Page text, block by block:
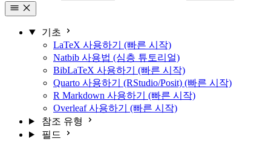
기초
LaTeX 사용하기 (빠른 시작)
Natbib 사용법 (심층 튜토리얼)
BibLaTeX 사용하기 (빠른 시작)
Quarto 사용하기 (RStudio/Posit) (빠른 시작)
R Markdown 사용하기 (빠른 시작)
Overleaf 사용하기 (빠른 시작)
참조 유형
필드